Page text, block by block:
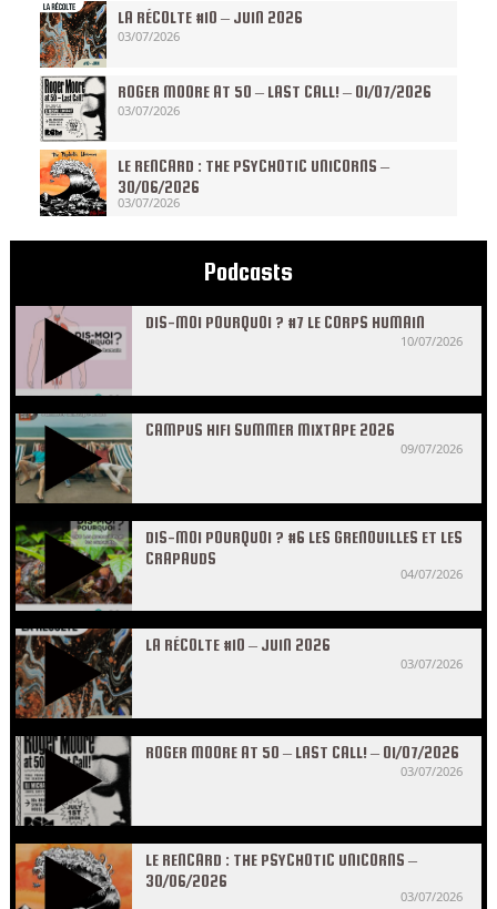
LA RÉCOLTE #10 – JUIN 2026
03/07/2026
ROGER MOORE AT 50 – LAST CALL! – 01/07/2026
03/07/2026
LE RENCARD : THE PSYCHOTIC UNICORNS –
30/06/2026
03/07/2026
Podcasts
DIS-MOI POURQUOI ? #7 LE CORPS HUMAIN
10/07/2026
CAMPUS HIFI SUMMER MIXTAPE 2026
09/07/2026
DIS-MOI POURQUOI ? #6 LES GRENOUILLES ET LES
CRAPAUDS
04/07/2026
LA RÉCOLTE #10 – JUIN 2026
03/07/2026
ROGER MOORE AT 50 – LAST CALL! – 01/07/2026
03/07/2026
LE RENCARD : THE PSYCHOTIC UNICORNS –
30/06/2026
03/07/2026